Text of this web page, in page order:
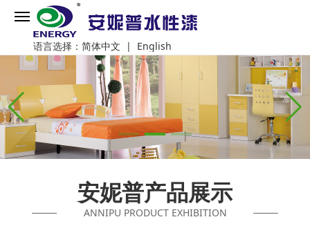
语言选择：简体中文 | English
安妮普产品展示
ANNIPU PRODUCT EXHIBITION